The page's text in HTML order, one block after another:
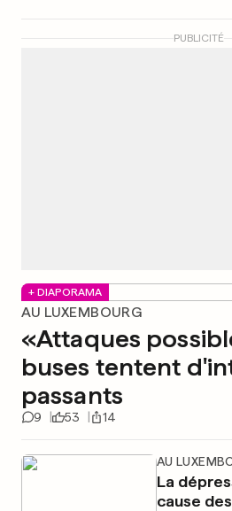
PUBLICITÉ
+ DIAPORAMA
AU LUXEMBOURG
«Attaques
buses tentent
passants
9 53 14
AU
La
cause